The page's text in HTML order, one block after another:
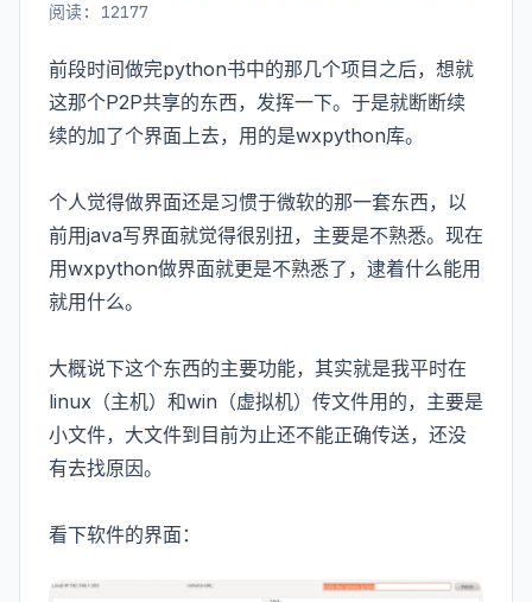
阅读: 12177
前段时间做完python书中的那几个项目之后，想就
这那个P2P共享的东西，发挥一下。于是就断断续
续的加了个界面上去，用的是wxpython库。
个人觉得做界面还是习惯于微软的那一套东西，以
前用java写界面就觉得很别扭，主要是不熟悉。现在
用wxpython做界面就更是不熟悉了，逮着什么能用
就用什么。
大概说下这个东西的主要功能，其实就是我平时在
linux（主机）和win（虚拟机）传文件用的，主要是
小文件，大文件到目前为止还不能正确传送，还没
有去找原因。
看下软件的界面：